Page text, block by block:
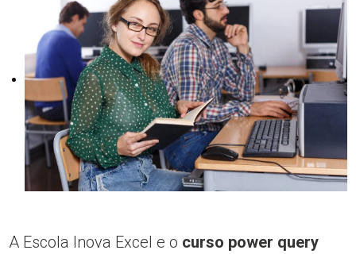
A Escola Inova Excel e o curso power query